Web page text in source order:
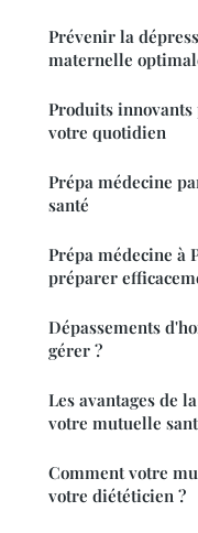
Prévenir la
maternelle
Produits
votre quotidien
Prépa médecine
santé
Prépa médecine à
préparer
Dépassements
gérer ?
Les avantages de
votre mutuelle
Comment votre
votre diététicien ?